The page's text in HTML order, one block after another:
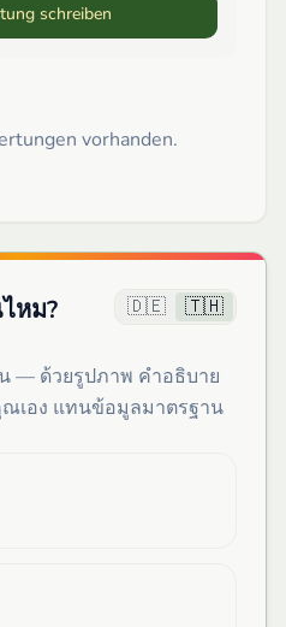
schreiben
vorhanden.
หม? 🇩🇪 🇹🇭
— ด้วยรูปภาพ คำอธิบาย
เอง แทนข้อมูลมาตรฐาน